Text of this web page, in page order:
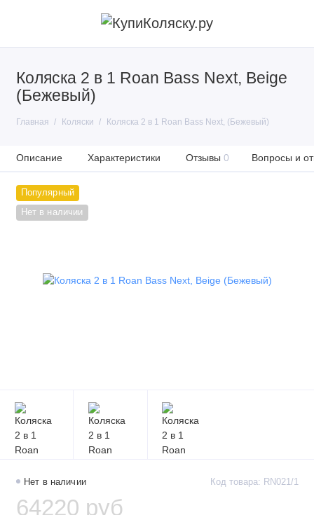
Коляска 2 в 1 Roan Bass Next, Beige
(Бежевый)
Главная Коляски Коляска 2 в 1 Roan Bass Next, (Бежевый)
Описание Характеристики Отзывы 0 Вопросы и
Популярный
Нет в наличии
Нет в наличии Код товара: RN021/1
64220 руб